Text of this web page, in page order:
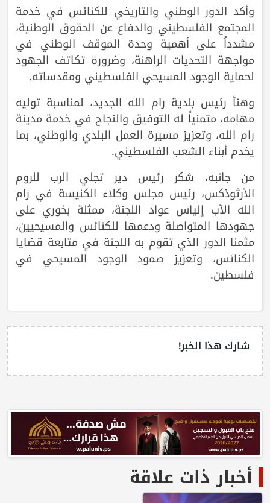
وأكد الدور الوطني والتاريخي للكنائس في خدمة
المجتمع الفلسطيني والدفاع عن الحقوق الوطنية،
مشدداً على أهمية وحدة الموقف الوطني في
مواجهة التحديات الراهنة، وضرورة تكاتف الجهود
لحماية الوجود المسيحي الفلسطيني ومقدساته.
وهنأ رئيس بلدية رام الله الجديد، لمناسبة توليه
مهامه، متمنياً له التوفيق والنجاح في خدمة مدينة
رام الله، وتعزيز مسيرة العمل البلدي والوطني، بما
يخدم أبناء الشعب الفلسطيني.
من جانبه، شكر رئيس دير تجلي الرب للروم
الأرثوذكس، رئيس مجلس وكلاء الكنيسة في رام
الله الأب إلياس عواد اللجنة، ممثلة بخوري على
جهودها المتواصلة ودعمها للكنائس والمسيحيين،
مثمنا الدور الذي تقوم به اللجنة في متابعة قضايا
الكنائس، وتعزيز صمود الوجود المسيحي في
فلسطين.
شارك هذا الخبر!
أخبار ذات علاقة